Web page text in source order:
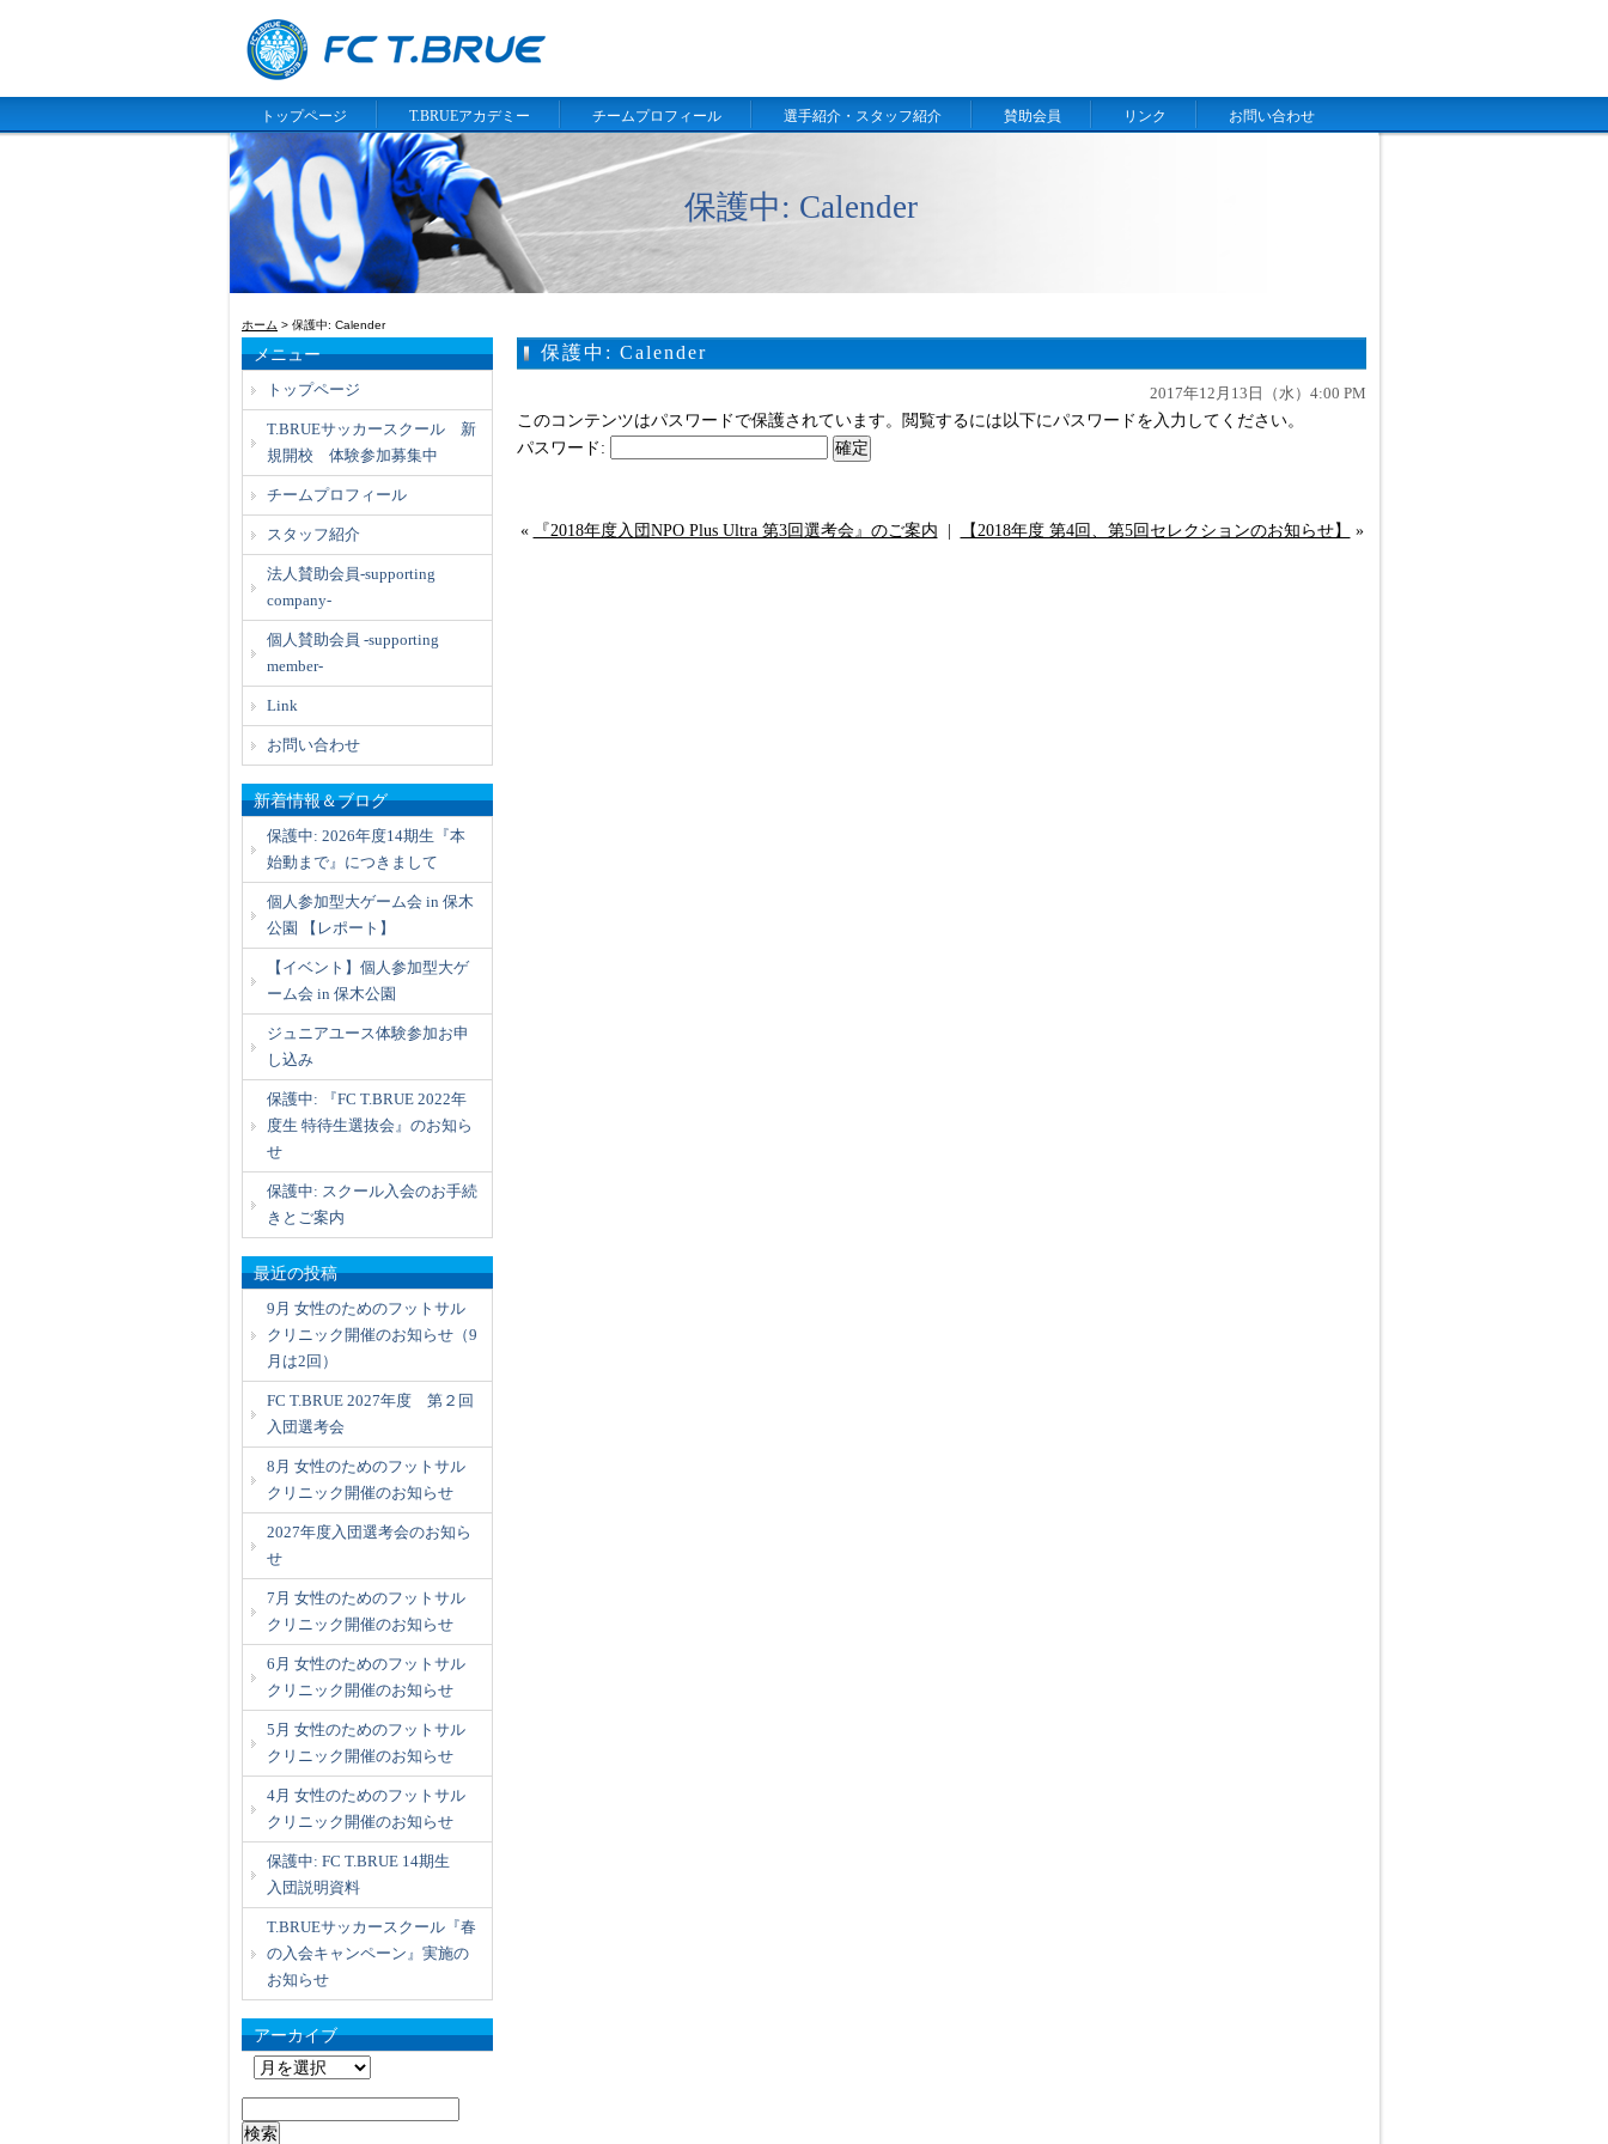
トップページ T.BRUEアカデミー チームプロフィール 選手紹介・スタッフ紹介 賛助会員 リンク お問い合わせ
保護中: Calender
ホーム > 保護中: Calender
保護中: Calender
2017年12月13日（水）4:00 PM
このコンテンツはパスワードで保護されています。閲覧するには以下にパスワードを入力してください。
パスワード:
« 『2018年度入団NPO Plus Ultra 第3回選考会』のご案内 【2018年度 第4回、第5回セレクションのお知らせ】 »
メニュー
トップページ
T.BRUEサッカースクール 新
規開校 体験参加募集中
チームプロフィール
スタッフ紹介
法人賛助会員-supporting
company-
個人賛助会員 -supporting
member-
Link
お問い合わせ
新着情報＆ブログ
保護中: 2026年度14期生『本
始動まで』につきまして
個人参加型大ゲーム会 in 保木
公園 【レポート】
【イベント】個人参加型大ゲ
ーム会 in 保木公園
ジュニアユース体験参加お申
し込み
保護中: 『FC T.BRUE 2022年
度生 特待生選抜会』のお知ら
せ
保護中: スクール入会のお手続
きとご案内
最近の投稿
9月 女性のためのフットサル
クリニック開催のお知らせ（9
月は2回）
FC T.BRUE 2027年度 第２回
入団選考会
8月 女性のためのフットサル
クリニック開催のお知らせ
2027年度入団選考会のお知ら
せ
7月 女性のためのフットサル
クリニック開催のお知らせ
6月 女性のためのフットサル
クリニック開催のお知らせ
5月 女性のためのフットサル
クリニック開催のお知らせ
4月 女性のためのフットサル
クリニック開催のお知らせ
保護中: FC T.BRUE 14期生
入団説明資料
T.BRUEサッカースクール『春
の入会キャンペーン』実施の
お知らせ
アーカイブ
カ
索: